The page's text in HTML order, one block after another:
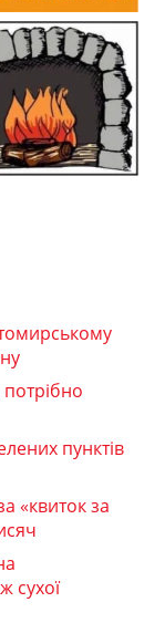
пунктів
«квиток за
сухої